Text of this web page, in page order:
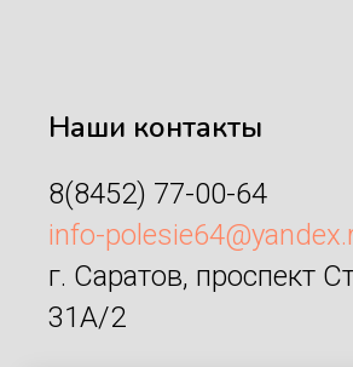
Наши контакты
8(8452) 77-00-64
info-
г. Саратов, проспект
31А/2